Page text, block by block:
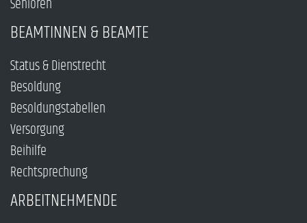
Senioren
BEAMTINNEN & BEAMTE
Status & Dienstrecht
Besoldung
Besoldungstabellen
Versorgung
Beihilfe
Rechtsprechung
ARBEITNEHMENDE